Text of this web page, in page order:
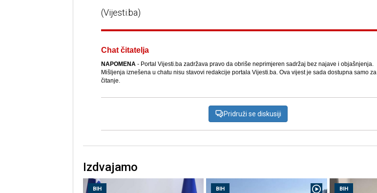
(Vijesti.ba)
Chat čitatelja
NAPOMENA- Portal Vijesti.ba zadržava pravo da obriše neprimjeren sadržaj bez najave i objašnjenja.
Mišljenja iznešena u chatu nisu stavovi redakcije portala Vijesti.ba. Ova vijest je sada dostupna samo za
čitanje.
Pridruži se diskusiji
Izdvajamo
BIH BIH BIH